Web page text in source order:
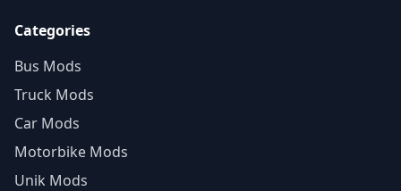
Categories
Bus Mods
Truck Mods
Car Mods
Motorbike Mods
Unik Mods